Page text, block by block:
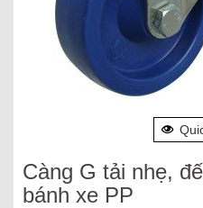
Càng G tải nhẹ,
bánh xe PP